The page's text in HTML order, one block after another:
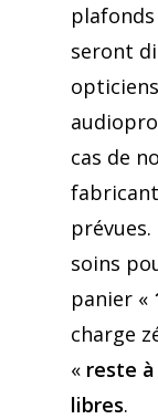
seront
cas de
soins
panier «
charge
« reste
libres.